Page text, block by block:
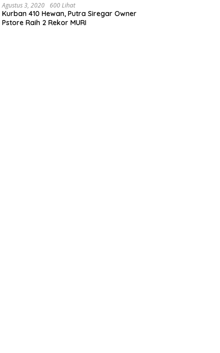
Agustus 3, 2020 600 Lihat
Kurban 410 Hewan, Putra Siregar Owner
Pstore Raih 2 Rekor MURI